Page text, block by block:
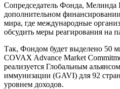
Сопредседатель Фонда, Мелинда
дополнительном
мира, где международные
обсудить меры реагирования на
Так, Фондом будет выделено 50
COVAX Advance Market
реализуется Глобальным
иммунизации (GAVI) для 92
уровнем доходов.